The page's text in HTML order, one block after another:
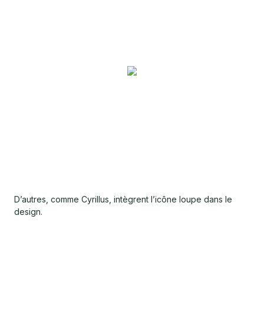
D’autres, comme Cyrillus, intègrent l’icône loupe dans le
design.